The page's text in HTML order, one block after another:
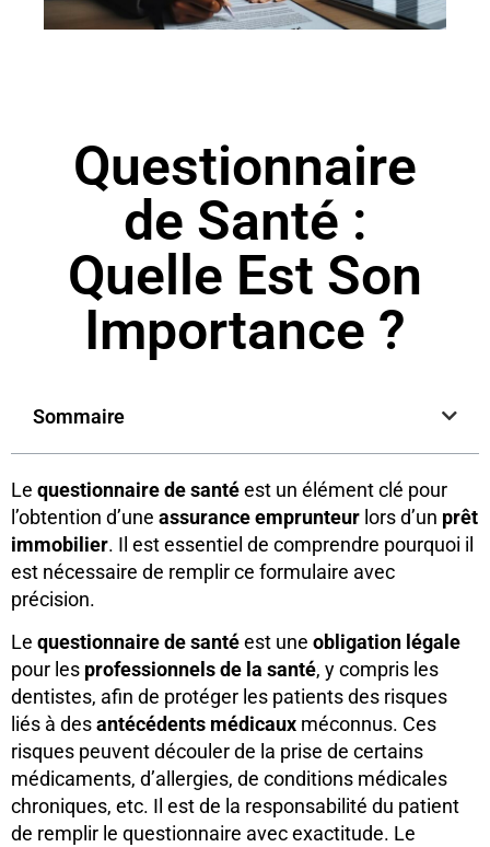
Questionnaire
de Santé :
Quelle Est Son
Importance ?
Sommaire
Le questionnaire de santéest un élément clé pour
l’obtention d’une assurance emprunteur lors d’un prêt
immobilier. Il est essentiel de comprendre pourquoi il
est nécessaire de remplir ce formulaire avec
précision.
Le questionnaire de santéest une obligation légale
pour les professionnels de la santé, y compris les
dentistes, afin de protéger les patients des risques
liés à desantécédents médicaux méconnus. Ces
risques peuvent découler de la prise de certains
médicaments, d’allergies, de conditions médicales
chroniques, etc. Il est de la responsabilité du patient
de remplir le questionnaire avec exactitude. Le